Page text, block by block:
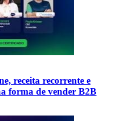
receita recorrente e
forma de vender B2B